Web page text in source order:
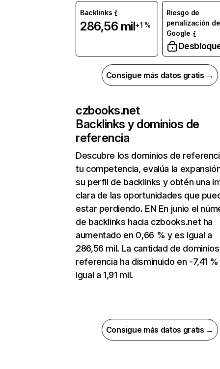
Backlinks
286,56 mil+1 %
Riesgo de
penalización de
Google
Consigue más datos gratis →
czbooks.net
Backlinks y dominios de
referencia
Descubre los dominios de
tu competencia, evalúa la
su perfil de backlinks y obtén una
clara de las oportunidades que
estar perdiendo. EN En junio el
de backlinks hacia czbooks.net ha
aumentado en 0,66 % y es igual a
286,56 mil. La cantidad de
referencia ha disminuido en -7,41
igual a 1,91 mil.
Consigue más datos gratis →